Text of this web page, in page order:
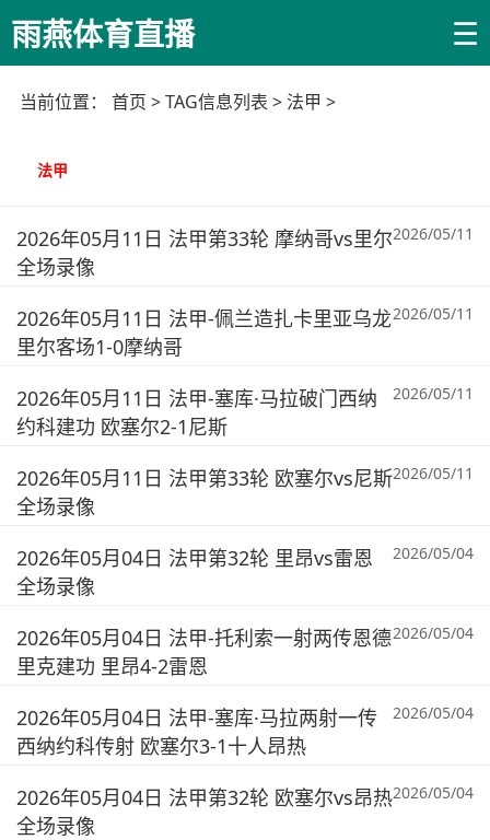
雨燕体育直播 ☰
当前位置： 首页 > TAG信息列表 > 法甲 >
法甲
2026年05月11日 法甲第33轮 摩纳哥vs里尔
全场录像
2026/05/11
2026年05月11日 法甲-佩兰造扎卡里亚乌龙
里尔客场1-0摩纳哥
2026/05/11
2026年05月11日 法甲-塞库·马拉破门西纳
约科建功 欧塞尔2-1尼斯
2026/05/11
2026年05月11日 法甲第33轮 欧塞尔vs尼斯
全场录像
2026/05/11
2026年05月04日 法甲第32轮 里昂vs雷恩
全场录像
2026/05/04
2026年05月04日 法甲-托利索一射两传恩德
里克建功 里昂4-2雷恩
2026/05/04
2026年05月04日 法甲-塞库·马拉两射一传
西纳约科传射 欧塞尔3-1十人昂热
2026/05/04
2026年05月04日 法甲第32轮 欧塞尔vs昂热
全场录像
2026/05/04